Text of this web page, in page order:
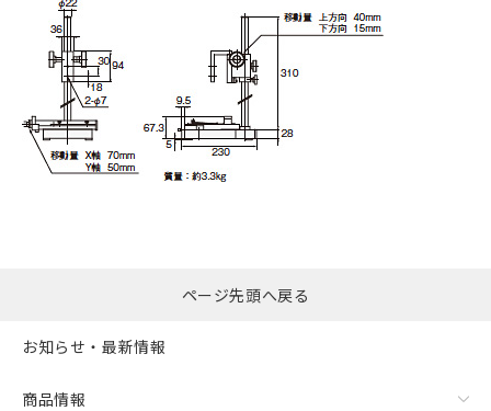
ページ先頭へ戻る
お知らせ・最新情報
商品情報